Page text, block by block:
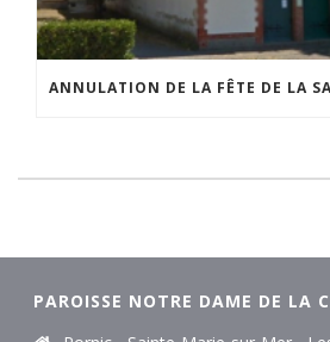
PAROISSE NOTRE DAME DE LA